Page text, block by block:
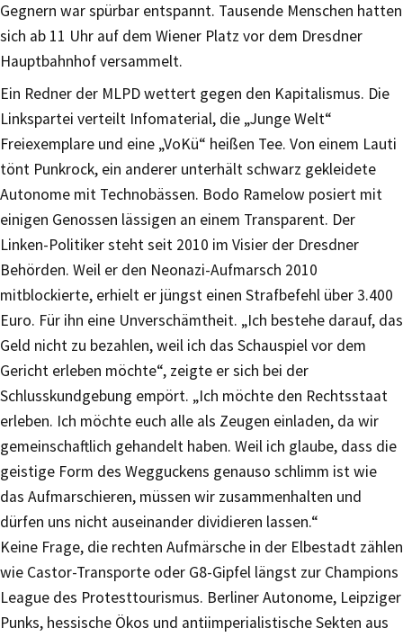
Gegnern war spürbar entspannt. Tausende Menschen hatten
sich ab 11 Uhr auf dem Wiener Platz vor dem Dresdner
Hauptbahnhof versammelt.
Ein Redner der MLPD wettert gegen den Kapitalismus. Die
Linkspartei verteilt Infomaterial, die „Junge Welt“
Freiexemplare und eine „VoKü“ heißen Tee. Von einem Lauti
tönt Punkrock, ein anderer unterhält schwarz gekleidete
Autonome mit Technobässen. Bodo Ramelow posiert mit
einigen Genossen lässigen an einem Transparent. Der
Linken-Politiker steht seit 2010 im Visier der Dresdner
Behörden. Weil er den Neonazi-Aufmarsch 2010
mitblockierte, erhielt er jüngst einen Strafbefehl über 3.400
Euro. Für ihn eine Unverschämtheit. „Ich bestehe darauf, das
Geld nicht zu bezahlen, weil ich das Schauspiel vor dem
Gericht erleben möchte“, zeigte er sich bei der
Schlusskundgebung empört. „Ich möchte den Rechtsstaat
erleben. Ich möchte euch alle als Zeugen einladen, da wir
gemeinschaftlich gehandelt haben. Weil ich glaube, dass die
geistige Form des Wegguckens genauso schlimm ist wie
das Aufmarschieren, müssen wir zusammenhalten und
dürfen uns nicht auseinander dividieren lassen.“
Keine Frage, die rechten Aufmärsche in der Elbestadt zählen
wie Castor-Transporte oder G8-Gipfel längst zur Champions
League des Protesttourismus. Berliner Autonome, Leipziger
Punks, hessische Ökos und antiimperialistische Sekten aus